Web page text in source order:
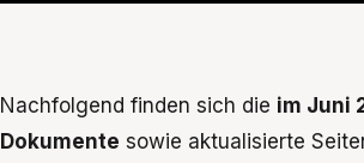
Nachfolgend finden sich die im Juni
Dokumente sowie aktualisierte